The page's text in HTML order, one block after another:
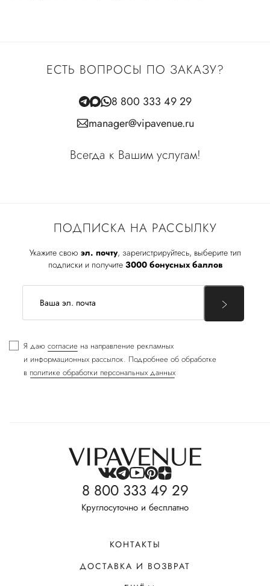
ПОДПИСКА НА РАССЫЛКУ
Укажите свою эл. почту, зарегистрируйтесь, выберите тип
подписки и получите 3000 бонусных баллов
Я даю согласие на направление рекламных
и информационных рассылок. Подробнее об обработке
в политике обработки персональных данных
ЕСТЬ ВОПРОСЫ ПО ЗАКАЗУ?
8 800 333 49 29
manager@vipavenue.ru
Всегда к Вашим услугам!
8 800 333 49 29
Круглосуточно и бесплатно
КОНТАКТЫ
ДОСТАВКА И ВОЗВРАТ